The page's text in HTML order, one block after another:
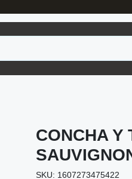
CONCHA Y
SKU: 1607273475422